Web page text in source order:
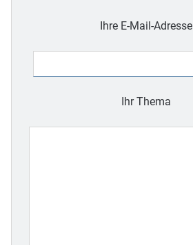
leer.
Ihre E-Mail-Adresse
Ihr Thema